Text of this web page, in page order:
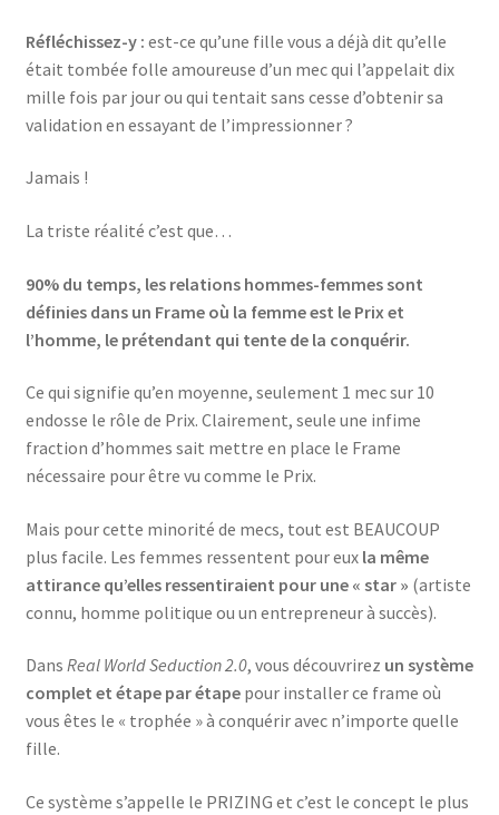
Réfléchissez-y : est-ce qu’une fille vous a déjà dit qu’elle
était tombée folle amoureuse d’un mec qui l’appelait dix
mille fois par jour ou qui tentait sans cesse d’obtenir sa
validation en essayant de l’impressionner ?
Jamais !
La triste réalité c’est que…
90% du temps, les relations hommes-femmes sont
définies dans un Frame où la femme est le Prix et
l’homme, le prétendant qui tente de la conquérir.
Ce qui signifie qu’en moyenne, seulement 1 mec sur 10
endosse le rôle de Prix. Clairement, seule une infime
fraction d’hommes sait mettre en place le Frame
nécessaire pour être vu comme le Prix.
Mais pour cette minorité de mecs, tout est BEAUCOUP
plus facile. Les femmes ressentent pour eux la même
attirance qu’elles ressentiraient pour une « star » (artiste
connu, homme politique ou un entrepreneur à succès).
Dans Real World Seduction 2.0, vous découvrirez un système
complet et étape par étapepour installer ce frame où
vous êtes le « trophée » à conquérir avec n’importe quelle
fille.
Ce système s’appelle le PRIZING et c’est le concept le plus